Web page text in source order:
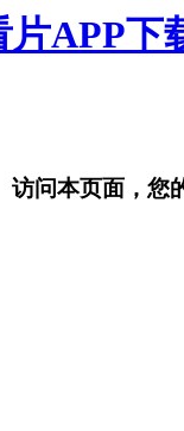
片APP
访问本页面，您